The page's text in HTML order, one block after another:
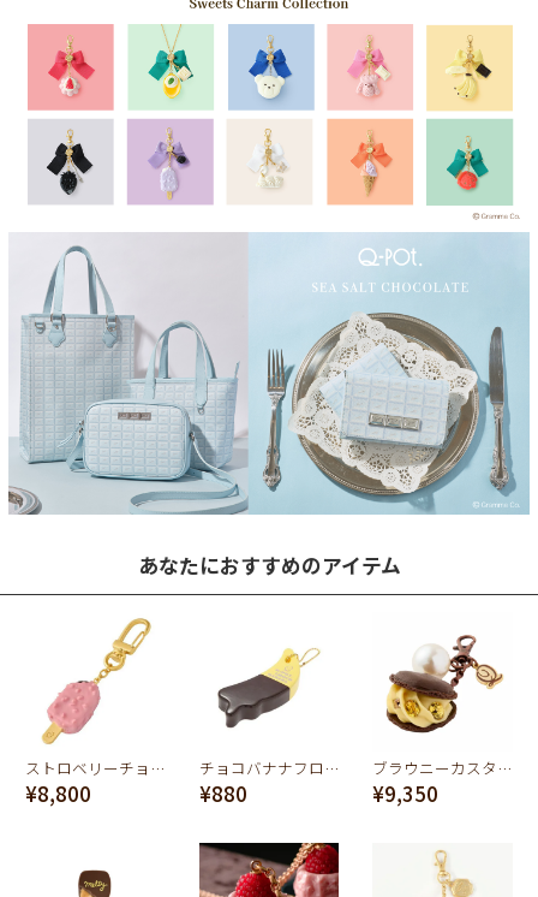
あなたにおすすめのアイテム
ストロベリーチョコレート アイスバー キーホルダー
¥8,800
チョコバナナフロート キーホルダー (Yellow×Brown)
¥880
ブラウニーカスタードマカロン バッグチャーム（イエロー）
¥9,350